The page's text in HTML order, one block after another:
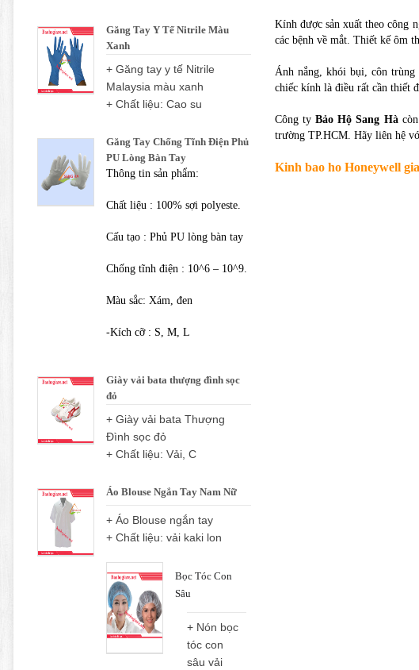
Găng Tay Y Tế Nitrile Màu
Xanh
+ Găng tay y tế Nitrile
Malaysia màu xanh
+ Chất liệu: Cao su
Găng Tay Chống Tĩnh Điện Phủ
PU Lòng Bàn Tay
Thông tin sản phẩm:
Chất liệu : 100% sợi polyeste.
Cấu tạo : Phủ PU lòng bàn tay
Chống tĩnh điện : 10^6 – 10^9.
Màu sắc: Xám, đen
-Kích cỡ : S, M, L
Giày vải bata thượng đình sọc
đỏ
+ Giày vải bata Thượng
Đình sọc đỏ
+ Chất liệu: Vải, C
Áo Blouse Ngắn Tay Nam Nữ
+ Áo Blouse ngắn tay
+ Chất liệu: vải kaki lon
Bọc Tóc Con
Sâu
+ Nón bọc
tóc con
sâu vải
Kính được sản xuất theo công
các bệnh về mắt. Thiết kế ôm
Ánh nắng, khói bụi, côn
chiếc kính là điều rất cần thiết
Công tyBảo Hộ Sang Hàcòn
trường TP.HCM. Hãy liên hệ
Kinh bao ho Honeywell